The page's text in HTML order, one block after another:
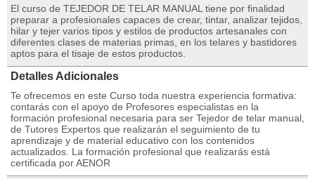
El curso de TEJEDOR DE TELAR MANUAL tiene por finalidad
preparar a profesionales capaces de crear, tintar, analizar tejidos,
hilar y tejer varios tipos y estilos de productos artesanales con
diferentes clases de materias primas, en los telares y bastidores
aptos para el tisaje de estos productos.
Detalles Adicionales
Te ofrecemos en este Curso toda nuestra experiencia formativa:
contarás con el apoyo de Profesores especialistas en la
formación profesional necesaria para ser Tejedor de telar manual,
de Tutores Expertos que realizarán el seguimiento de tu
aprendizaje y de material educativo con los contenidos
actualizados. La formación profesional que realizarás está
certificada por AENOR